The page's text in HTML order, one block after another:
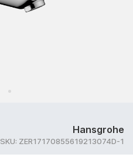
Hansgrohe
SKU: ZER17170855619213074D-1